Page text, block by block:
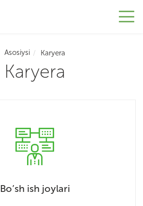
Asosiysi Karyera
Karyera
Bo’sh ish joylari